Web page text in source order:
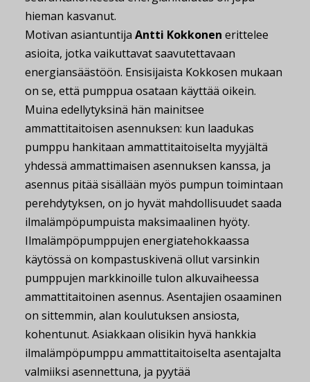
hieman kasvanut.
Motivan asiantuntija Antti Kokkonen erittelee
asioita, jotka vaikuttavat saavutettavaan
energiansäästöön. Ensisijaista Kokkosen mukaan
on se, että pumppua osataan käyttää oikein.
Muina edellytyksinä hän mainitsee
ammattitaitoisen asennuksen: kun laadukas
pumppu hankitaan ammattitaitoiselta myyjältä
yhdessä ammattimaisen asennuksen kanssa, ja
asennus pitää sisällään myös pumpun toimintaan
perehdytyksen, on jo hyvät mahdollisuudet saada
ilmalämpöpumpuista maksimaalinen hyöty.
Ilmalämpöpumppujen energiatehokkaassa
käytössä on kompastuskivenä ollut varsinkin
pumppujen markkinoille tulon alkuvaiheessa
ammattitaitoinen asennus. Asentajien osaaminen
on sittemmin, alan koulutuksen ansiosta,
kohentunut. Asiakkaan olisikin hyvä hankkia
ilmalämpöpumppu ammattitaitoiselta asentajalta
valmiiksi asennettuna, ja pyytää